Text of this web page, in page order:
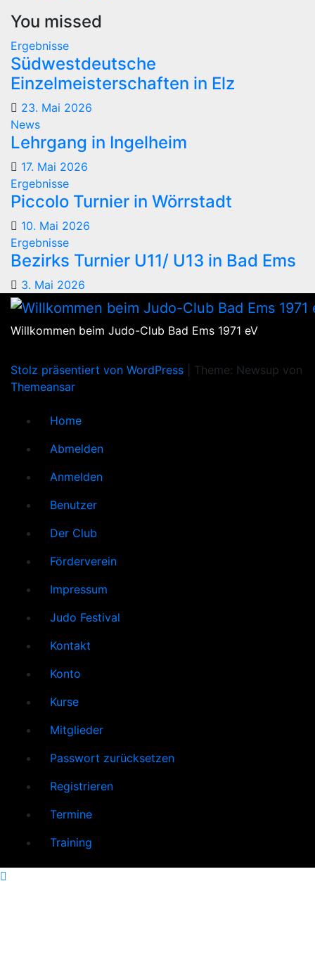
You missed
Ergebnisse
Südwestdeutsche
Einzelmeisterschaften in Elz
23. Mai 2026
News
Lehrgang in Ingelheim
17. Mai 2026
Ergebnisse
Piccolo Turnier in Wörrstadt
10. Mai 2026
Ergebnisse
Bezirks Turnier U11/ U13 in Bad Ems
3. Mai 2026
Willkommen beim Judo-Club Bad Ems 1971 eV
Stolz präsentiert von WordPress
Theme: Newsup von
Themeansar
Home
Abmelden
Anmelden
Benutzer
Der Club
Förderverein
Impressum
Judo Festival
Kontakt
Konto
Kurse
Mitglieder
Passwort zurücksetzen
Registrieren
Termine
Training